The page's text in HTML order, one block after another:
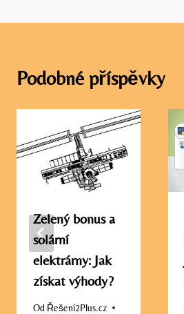
Podobné příspěvky
Zelený bonus a
solární
elektrárny: Jak
získat výhody?
Od Řešení2Plus.cz